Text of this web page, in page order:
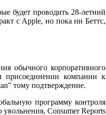
будет проводить 28-летний
с Apple, но пока ни Беттс,
обычного корпоративного
компании к
тому подтверждение.
программу контроля
Consumer Reports